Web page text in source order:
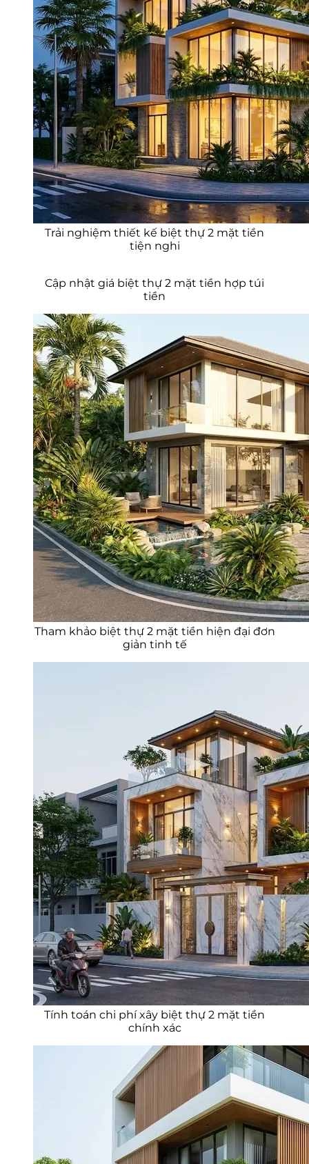
Trải nghiệm thiết kế biệt thự 2 mặt tiền
tiện nghi
Cập nhật giá biệt thự 2 mặt tiền hợp túi
tiền
Tham khảo biệt thự 2 mặt tiền hiện đại đơn
giản tinh tế
Tính toán chi phí xây biệt thự 2 mặt tiền
chính xác